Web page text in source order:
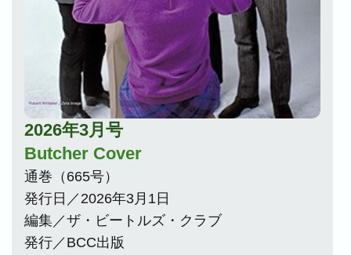
2026年3月号
Butcher Cover
通巻（665号）
発行日／2026年3月1日
編集／ザ・ビートルズ・クラブ
発行／BCC出版